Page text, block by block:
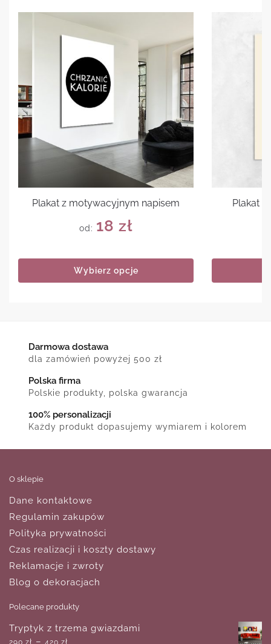
Plakat z motywacyjnym napisem
od: 18 zł
Wybierz opcje
Plakat
Darmowa dostawa
dla zamówień powyżej 500 zł
Polska firma
Polskie produkty, polska gwarancja
100% personalizacji
Każdy produkt dopasujemy wymiarem i kolorem
O sklepie
Dane kontaktowe
Regulamin zakupów
Polityka prywatności
Czas realizacji i koszty dostawy
Reklamacje i zwroty
Blog o dekoracjach
Polecane produkty
Tryptyk z trzema gwiazdami
290 zł – 420 zł